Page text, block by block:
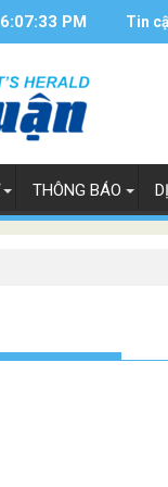
6:07:34 PM Tin
THÔNG BÁO